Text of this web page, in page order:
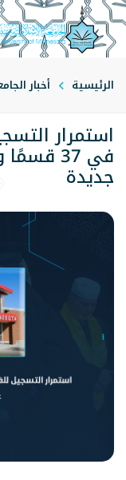
الرئيسية أخبار
استمرار
جديدة